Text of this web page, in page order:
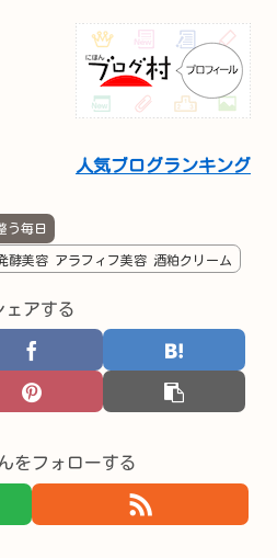
人気ブログランキング
う毎日
酵美容 アラフィフ美容 酒粕クリーム
ェアする
をフォローする